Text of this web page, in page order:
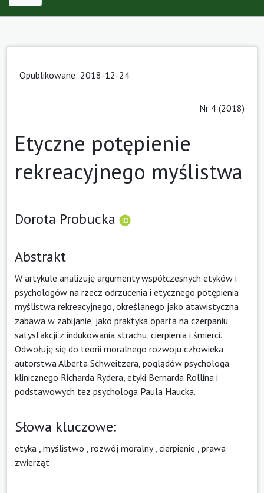
Opublikowane: 2018-12-24
Nr 4 (2018)
Etyczne potępienie
rekreacyjnego myślistwa
Dorota Probucka
Abstrakt
W artykule analizuję argumenty współczesnych etyków i
psychologów na rzecz odrzucenia i etycznego potępienia
myślistwa rekreacyjnego, określanego jako atawistyczna
zabawa w zabijanie, jako praktyka oparta na czerpaniu
satysfakcji z indukowania strachu, cierpienia i śmierci.
Odwołuję się do teorii moralnego rozwoju człowieka
autorstwa Alberta Schweitzera, poglądów psychologa
klinicznego Richarda Rydera, etyki Bernarda Rollina i
podstawowych tez psychologa Paula Haucka.
Słowa kluczowe:
etyka myślistwo rozwój moralny, cierpienie prawa
zwierząt